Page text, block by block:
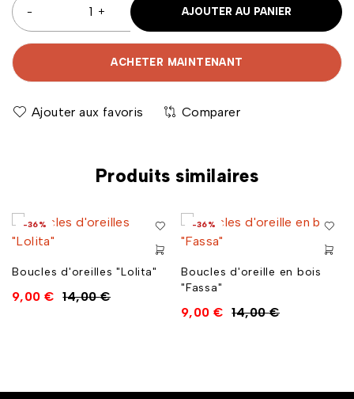
AJOUTER AU PANIER
ACHETER MAINTENANT
Comparer
Produits similaires
-36%
Boucles d'oreilles "Lolita"
14,00€
9,00 €
-36%
Boucles d'oreille en bois
"Fassa"
14,00€
9,00 €